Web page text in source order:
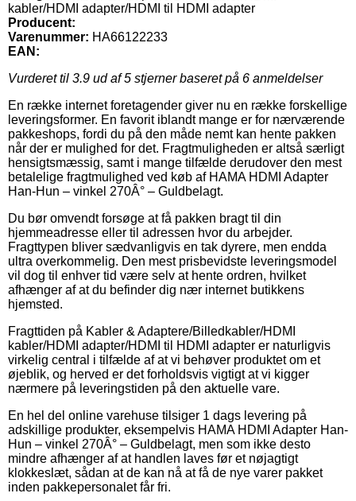
kabler/HDMI adapter/HDMI til HDMI adapter
Producent:
Varenummer: HA66122233
EAN:
Vurderet til 3.9 ud af 5 stjerner baseret på 6 anmeldelser
En række internet foretagender giver nu en række forskellige
leveringsformer. En favorit iblandt mange er for nærværende
pakkeshops, fordi du på den måde nemt kan hente pakken
når der er mulighed for det. Fragtmuligheden er altså særligt
hensigtsmæssig, samt i mange tilfælde derudover den mest
betalelige fragtmulighed ved køb af HAMA HDMI Adapter
Han-Hun – vinkel 270Â° – Guldbelagt.
Du bør omvendt forsøge at få pakken bragt til din
hjemmeadresse eller til adressen hvor du arbejder.
Fragttypen bliver sædvanligvis en tak dyrere, men endda
ultra overkommelig. Den mest prisbevidste leveringsmodel
vil dog til enhver tid være selv at hente ordren, hvilket
afhænger af at du befinder dig nær internet butikkens
hjemsted.
Fragttiden på Kabler & Adaptere/Billedkabler/HDMI
kabler/HDMI adapter/HDMI til HDMI adapter er naturligvis
virkelig central i tilfælde af at vi behøver produktet om et
øjeblik, og herved er det forholdsvis vigtigt at vi kigger
nærmere på leveringstiden på den aktuelle vare.
En hel del online varehuse tilsiger 1 dags levering på
adskillige produkter, eksempelvis HAMA HDMI Adapter Han-
Hun – vinkel 270Â° – Guldbelagt, men som ikke desto
mindre afhænger af at handlen laves før et nøjagtigt
klokkeslæt, sådan at de kan nå at få de nye varer pakket
inden pakkepersonalet får fri.